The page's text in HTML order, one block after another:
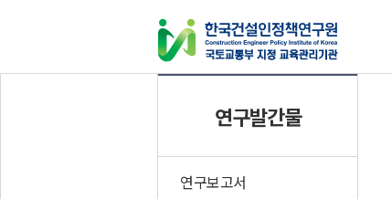
연구보고서
연구발간물
연구보고서